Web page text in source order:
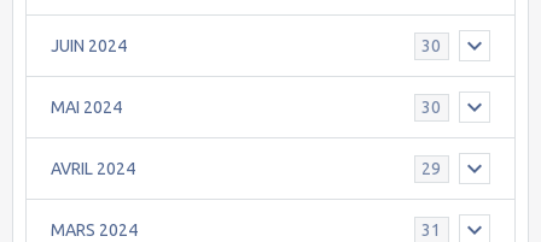
JUIN 2024 30
MAI 2024 30
AVRIL 2024 29
MARS 2024 31